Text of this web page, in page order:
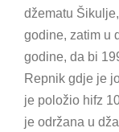
džematu
godine, zatim u
godine, da bi
Repnik gdje je
je položio hifz
je održana u